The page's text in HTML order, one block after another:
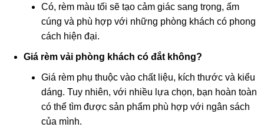
Có, rèm màu tối sẽ tạo cảm giác sang trọng, ấm
cúng và phù hợp với những phòng khách có phong
cách hiện đại.
Giá rèm vải phòng khách có đắt không?
Giá rèm phụ thuộc vào chất liệu, kích thước và kiểu
dáng. Tuy nhiên, với nhiều lựa chọn, bạn hoàn toàn
có thể tìm được sản phẩm phù hợp với ngân sách
của mình.